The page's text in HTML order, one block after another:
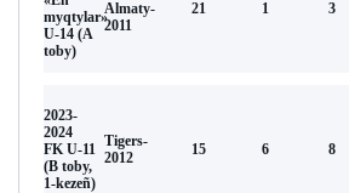
myqtylar»
U-14 (A
toby)
Almaty-
2011
21 1 3
2023-
2024
FK U-11
(В toby,
1-kezeñ)
Tigers-
2012
15 6 8